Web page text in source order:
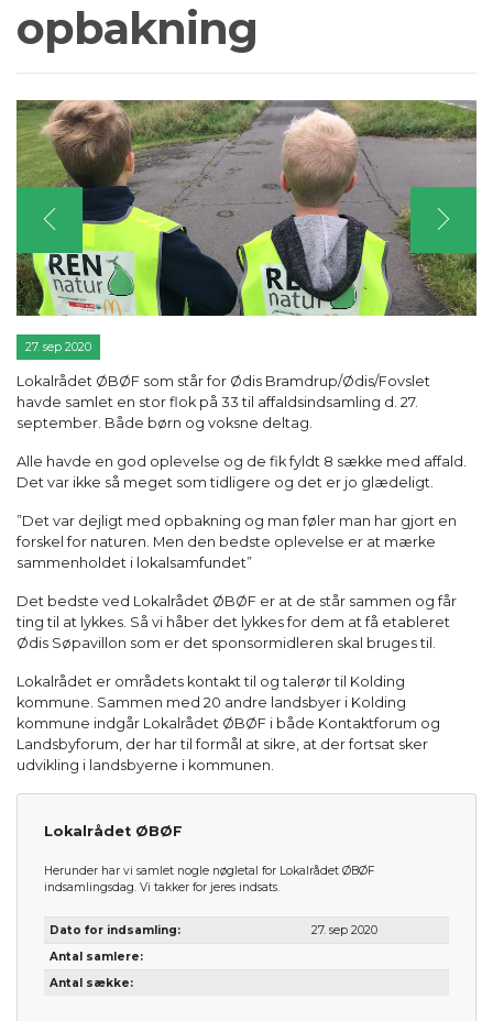
opbakning
27. sep 2020
Lokalrådet ØBØF som står for Ødis Bramdrup/Ødis/Fovslet
havde samlet en stor flok på 33 til affaldsindsamling d. 27.
september. Både børn og voksne deltag.
Alle havde en god oplevelse og de fik fyldt 8 sække med affald.
Det var ikke så meget som tidligere og det er jo glædeligt.
”Det var dejligt med opbakning og man føler man har gjort en
forskel for naturen. Men den bedste oplevelse er at mærke
sammenholdet i lokalsamfundet”
Det bedste ved Lokalrådet ØBØF er at de står sammen og får
ting til at lykkes. Så vi håber det lykkes for dem at få etableret
Ødis Søpavillon som er det sponsormidleren skal bruges til.
Lokalrådet er områdets kontakt til og talerør til Kolding
kommune. Sammen med 20 andre landsbyer i Kolding
kommune indgår Lokalrådet ØBØF i både Kontaktforum og
Landsbyforum, der har til formål at sikre, at der fortsat sker
udvikling i landsbyerne i kommunen.
Lokalrådet ØBØF
Herunder har vi samlet nogle nøgletal for Lokalrådet ØBØF
indsamlingsdag. Vi takker for jeres indsats.
Dato for indsamling:
27. sep 2020
Antal samlere:
Antal sække: